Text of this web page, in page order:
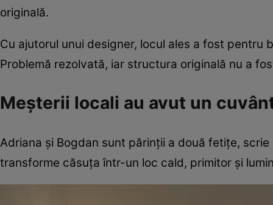
originală.
Cu ajutorul unui designer, locul ales a fost pentru
Problemă rezolvată, iar structura originală nu a
Meșterii locali au avut un
Adriana și Bogdan sunt părinții a două fetițe,
transforme căsuța într-un loc cald, primitor și